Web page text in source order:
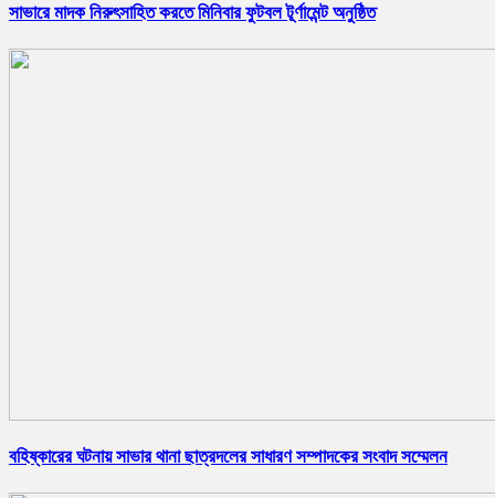
সাভারে মাদক নিরুৎসাহিত করতে মিনিবার ফুটবল টূর্ণামেন্ট অনুষ্ঠিত
বহিষ্কারের ঘটনায় সাভার থানা ছাত্রদলের সাধারণ সম্পাদকের সংবাদ সম্মেলন